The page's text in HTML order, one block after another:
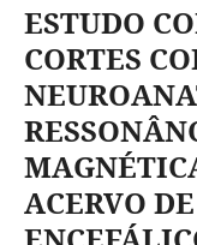
ESTUDO
CORTES
ACERVO